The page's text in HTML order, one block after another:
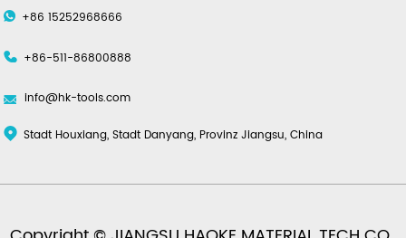
+86 15252968666
+86-511-86800888
info@hk-tools.com
Stadt Houxiang, Stadt Danyang, Provinz Jiangsu, China